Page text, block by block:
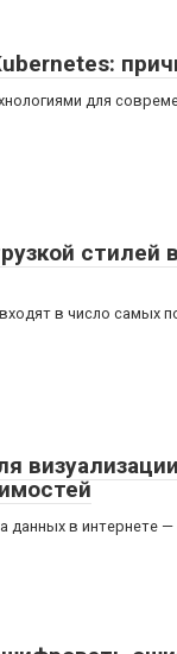
для
стилей
в число самых
данных в интернете —